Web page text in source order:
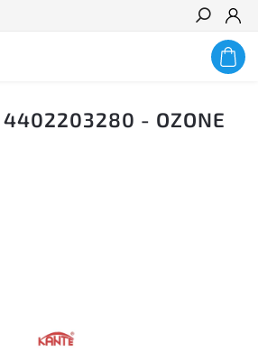
Hledat
- OZONE